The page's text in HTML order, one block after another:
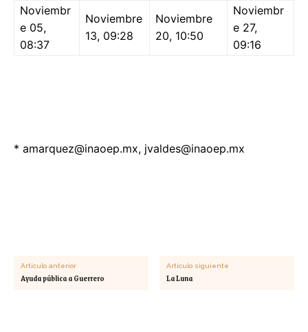
Noviembr
e 05,
08:37
Noviembre
13, 09:28
Noviembre
20, 10:50
Noviembr
e 27,
09:16
* amarquez@inaoep.mx, jvaldes@inaoep.mx
Artículo anterior
Ayuda pública a Guerrero
Artículo siguiente
La Luna